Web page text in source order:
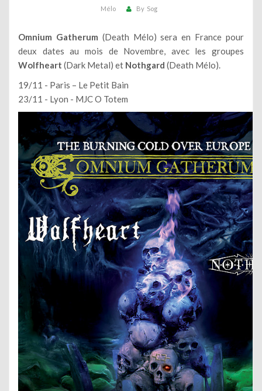
Mélo
By Sog
Omnium Gatherum (Death Mélo) sera en France pour
deux dates au mois de Novembre, avec les groupes
Wolfheart (Dark Metal) et Nothgard (Death Mélo).
19/11 - Paris – Le Petit Bain
23/11 - Lyon - MJC O Totem